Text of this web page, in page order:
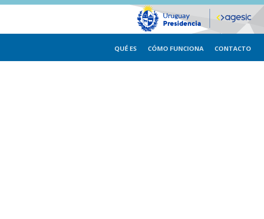
QUÉ ES CÓMO FUNCIONA CONTACTO